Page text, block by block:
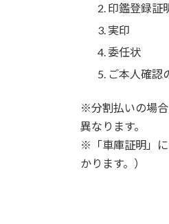
印鑑登録証
実印
委任状
ご本人確認
※分割払いの場合
異なります。
※「車庫証明」
かります。）